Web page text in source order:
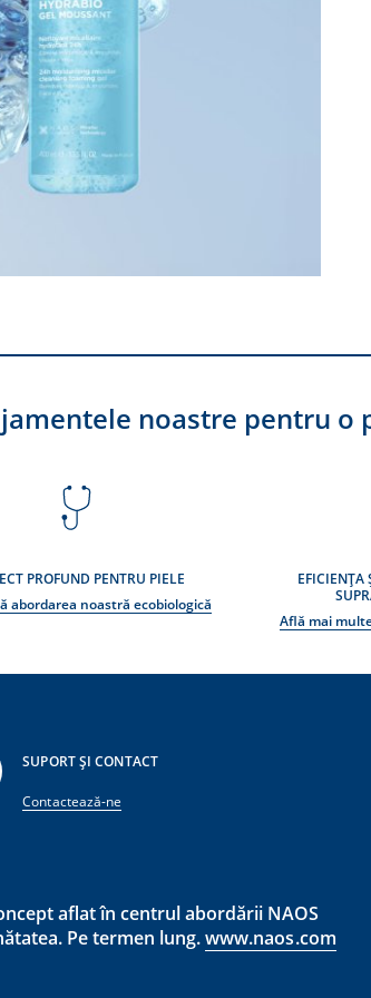
noastre pentru o
PROFUND PENTRU PIELE
abordarea noastră ecobiologică
EFICIENȚA
Află mai
SUPORT ȘI CONTACT
Contactează-ne
aflat în centrul abordării NAOS
Pe termen lung.www.naos.com